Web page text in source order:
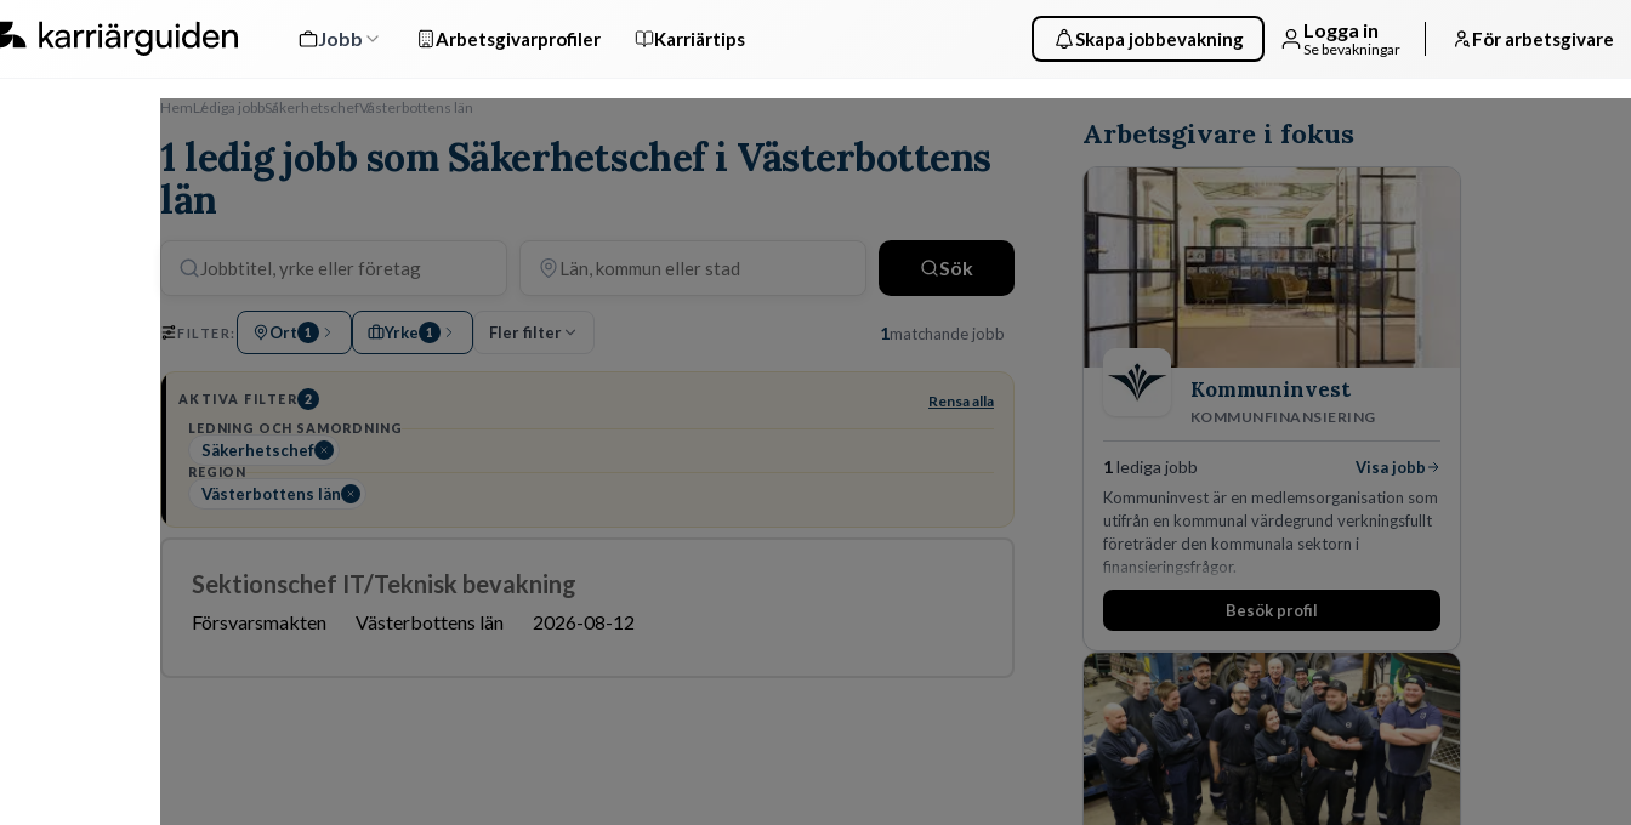
Jobb Arbetsgivarprofiler Karriärtips Skapa jobbevakning Logga in
Se bevakningar För arbetsgivare
HemLediga jobbSäkerhetschefVästerbottens län
1 ledig jobb som Säkerhetschef i Västerbottens
län
Sök
FILTER: Ort 1 Yrke 1 Fler filter 1matchande jobb
AKTIVA FILTER 2 Rensa alla
LEDNING OCH SAMORDNING
Säkerhetschef
REGION
Västerbottens län
Sektionschef IT/Teknisk bevakning
Försvarsmakten Västerbottens län 2026-08-12
Arbetsgivare i fokus
Kommuninvest
KOMMUNFINANSIERING
1lediga jobb
Visa jobb
Kommuninvest är en medlemsorganisation som
utifrån en kommunal värdegrund verkningsfullt
företräder den kommunala sektorn i
finansieringsfrågor.
Besök profil